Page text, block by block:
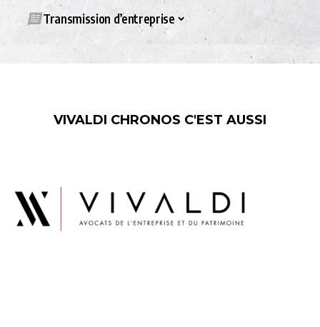
Transmission d’entreprise
VIVALDI CHRONOS C'EST AUSSI